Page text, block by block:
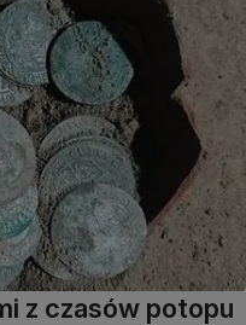
z czasów potopu